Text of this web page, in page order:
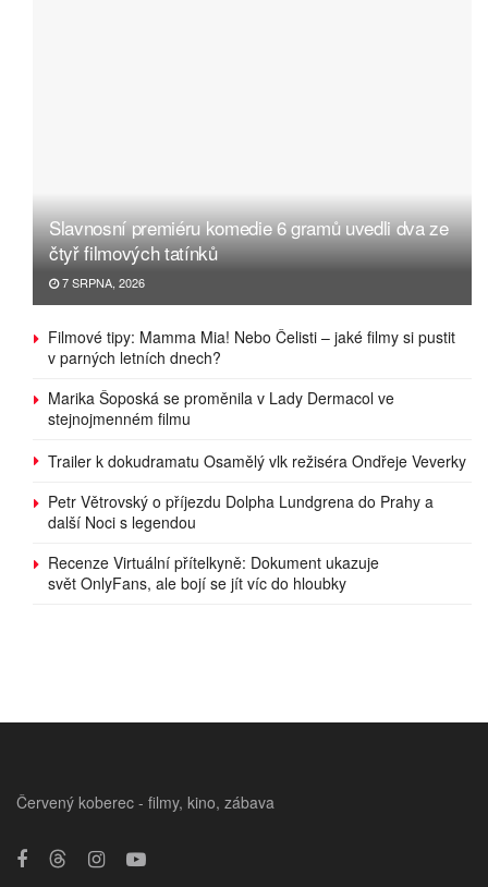
Slavnosní premiéru komedie 6 gramů uvedli dva ze
čtyř filmových tatínků
7 SRPNA, 2026
Filmové tipy: Mamma Mia! Nebo Čelisti – jaké filmy si pustit
v parných letních dnech?
Marika Šoposká se proměnila v Lady Dermacol ve
stejnojmenném filmu
Trailer k dokudramatu Osamělý vlk režiséra Ondřeje Veverky
Petr Větrovský o příjezdu Dolpha Lundgrena do Prahy a
další Noci s legendou
Recenze Virtuální přítelkyně: Dokument ukazuje
svět OnlyFans, ale bojí se jít víc do hloubky
Červený koberec - filmy, kino, zábava